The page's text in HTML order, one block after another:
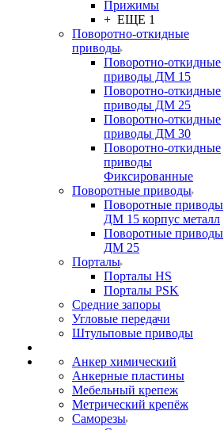
Прижимы
+ ЕЩЕ 1
Поворотно-откидные
приводы
Поворотно-откидные
приводы ДМ 15
Поворотно-откидные
приводы ДМ 25
Поворотно-откидные
приводы ДМ 30
Поворотно-откидные
приводы
Фиксированные
Поворотные приводы
Поворотные приводы
ДМ 15 корпус металл
Поворотные приводы
ДМ 25
Порталы
Порталы HS
Порталы PSK
Средние запоры
Угловые передачи
Штульповые приводы
Анкер химический
Анкерные пластины
Мебельный крепеж
Метрический крепёж
Саморезы